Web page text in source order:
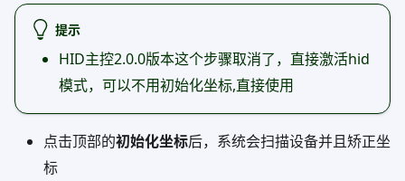
提示
HID主控2.0.0版本这个步骤取消了，直接激活hid
模式，可以不用初始化坐标,直接使用
点击顶部的初始化坐标后，系统会扫描设备并且矫正坐
标